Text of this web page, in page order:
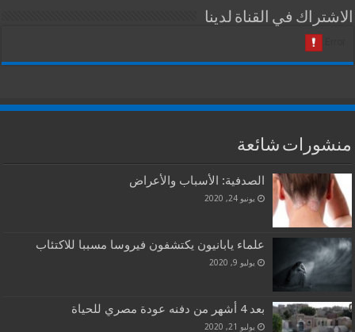
الاشتراك في القناة لدينا
منشورات شائعة
الصدفية: الأسباب والأعراض
يونيو 24, 2020
علماء يابانيون يكتشفون فيروسا مسببا للاكتئاب
يوليو 9, 2020
بعد 4 أشهر من دفنه عودة مصري للحياة
يوليو 21, 2020